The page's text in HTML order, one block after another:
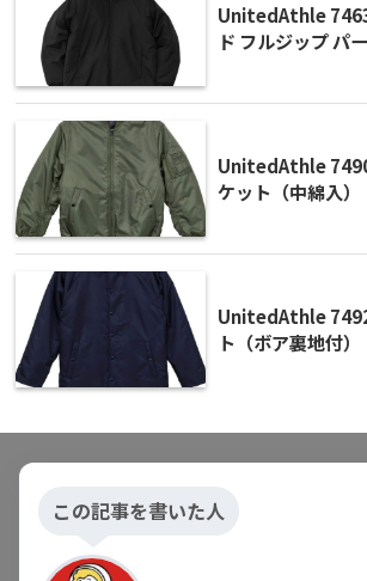
UnitedAthle
ド フルジップ パ
UnitedAthle
ケット（中綿入）
UnitedAthle
ト（ボア裏地付）
この記事を書いた人